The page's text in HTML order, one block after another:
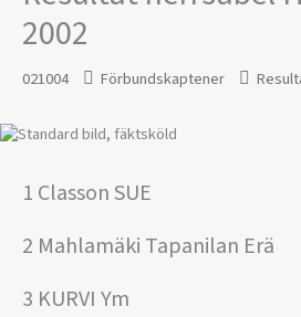
2002
021004 Förbundskaptener
1 Classon SUE
2 Mahlamäki Tapanilan Erä
3 KURVI Ym